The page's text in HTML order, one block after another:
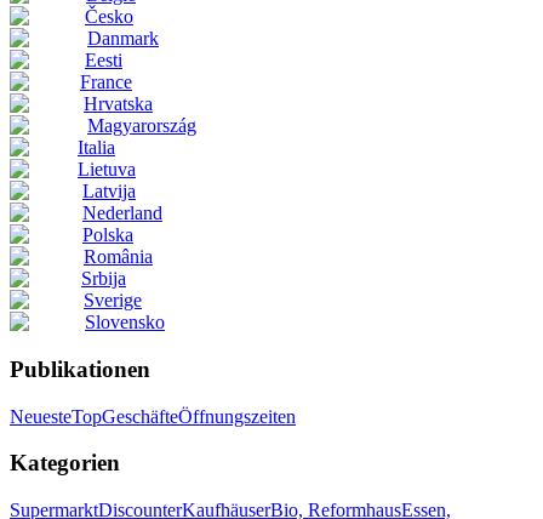
Česko
Danmark
Eesti
France
Hrvatska
Magyarország
Italia
Lietuva
Latvija
Nederland
Polska
România
Srbija
Sverige
Slovensko
Publikationen
NeuesteTopGeschäfteÖffnungszeiten
Kategorien
SupermarktDiscounterKaufhäuserBio, ReformhausEssen,